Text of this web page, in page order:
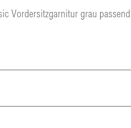
Vordersitzgarnitur grau